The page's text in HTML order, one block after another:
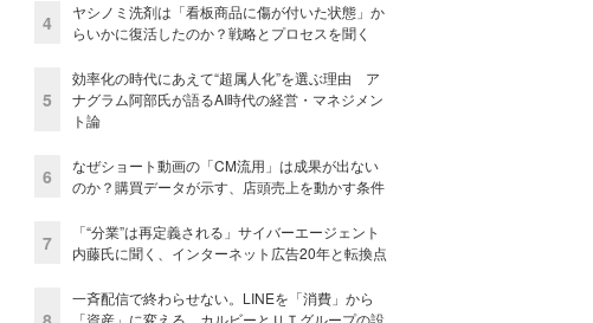
4
ヤシノミ洗剤は「看板商品に傷が付いた状態」か
らいかに復活したのか？戦略とプロセスを聞く
5
効率化の時代にあえて“超属人化”を選ぶ理由 ア
ナグラム阿部氏が語るAI時代の経営・マネジメン
ト論
6
なぜショート動画の「CM流用」は成果が出ない
のか？購買データが示す、店頭売上を動かす条件
7
「“分業”は再定義される」サイバーエージェント
内藤氏に聞く、インターネット広告20年と転換点
一斉配信で終わらせない。LINEを「消費」から
「資産」に変える、カルビーとＵＴグループの設